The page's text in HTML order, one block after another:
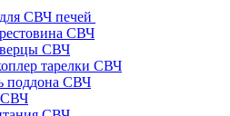
СВЧ печей
СВЧ
СВЧ
тарелки СВЧ
поддона СВЧ
СВЧ